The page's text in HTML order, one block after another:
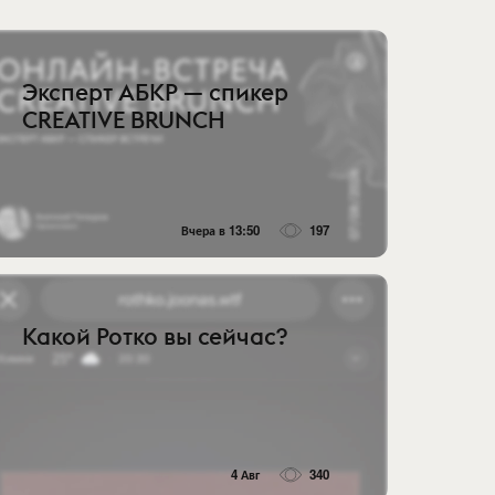
Эксперт АБКР — спикер
CREATIVE BRUNCH
Вчера в 13:50 197
Какой Ротко вы сейчас?
4 Авг 340